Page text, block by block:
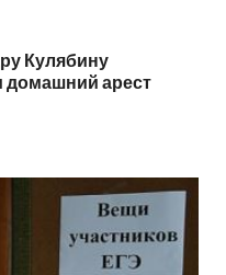
Кулябину
домашний арест